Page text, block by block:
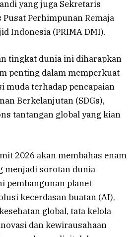
yang juga Sekretaris
Perhimpunan Remaja
Indonesia (PRIMA DMI).
tingkat dunia ini diharapkan
penting dalam memperkuat
muda terhadap pencapaian
Berkelanjutan (SDGs),
tantangan global yang kian
2026 akan membahas enam
menjadi sorotan dunia
pembangunan planet
kecerdasan buatan (AI),
global, tata kelola
dan kewirausahaan